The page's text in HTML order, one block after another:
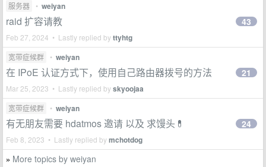
服务器 • weiyan
raid 扩容请教
Feb 27, 2024 • Lastly replied byttyhtg
43
宽带症候群 • weiyan
在 IPoE 认证方式下，使用自己路由器拨号的方法
Mar 25, 2023 • Lastly replied byskyoojaa
21
宽带症候群 • weiyan
有无朋友需要 hdatmos 邀请 以及 求馒头💊
Feb 8, 2023 • Lastly replied bymchotdog
24
» More topics by weiyan